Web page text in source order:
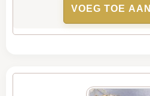
VOEG TOE